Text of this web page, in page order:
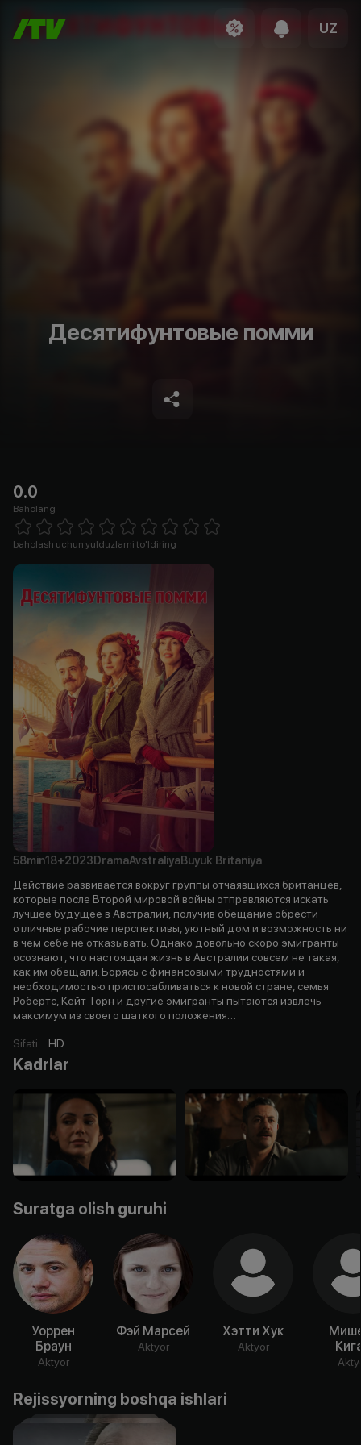
UZ
Десятифунтовые помми
0.0
Baholang
1 Star 2 Stars 3 Stars 4 Stars5 Stars 6 Stars7 Stars8 Stars
baholash uchun yulduzlarni to'ldiring
58min18+2023 DramaAvstraliyaBuyuk Britaniya
Действие развивается вокруг группы отчаявшихся британцев,
которые после Второй мировой войны отправляются искать
лучшее будущее в Австралии, получив обещание обрести
отличные рабочие перспективы, уютный дом и возможность ни
в чем себе не отказывать. Однако довольно скоро эмигранты
осознают, что настоящая жизнь в Австралии совсем не такая,
как им обещали. Борясь с финансовыми трудностями и
необходимостью приспосабливаться к новой стране, семья
Робертс, Кейт Торн и другие эмигранты пытаются извлечь
максимум из своего шаткого положения…
Sifati: HD
Kadrlar
Suratga olish guruhi
Уоррен
Браун
Aktyor
Фэй Марсей
Aktyor
Хэтти Хук
Aktyor
Rejissyorning boshqa ishlari